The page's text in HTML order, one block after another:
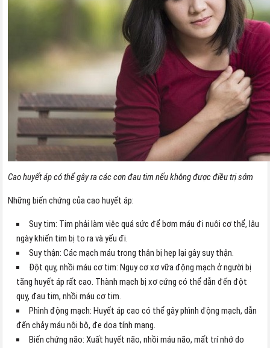
Cao huyết áp có thể gây ra các cơn đau tim nếu không được điều trị sớm
Những biến chứng của cao huyết áp:
Suy tim: Tim phải làm việc quá sức để bơm máu đi nuôi cơ thể, lâu
ngày khiến tim bị to ra và yếu đi.
Suy thận: Các mạch máu trong thận bị hẹp lại gây suy thận.
Đột quỵ, nhồi máu cơ tim: Nguy cơ xơ vữa động mạch ở người bị
tăng huyết áp rất cao. Thành mạch bị xơ cứng có thể dẫn đến đột
quỵ, đau tim, nhồi máu cơ tim.
Phình động mạch: Huyết áp cao có thể gây phình động mạch, dẫn
đến chảy máu nội bộ, đe dọa tính mạng.
Biến chứng não: Xuất huyết não, nhồi máu não, mất trí nhớ do